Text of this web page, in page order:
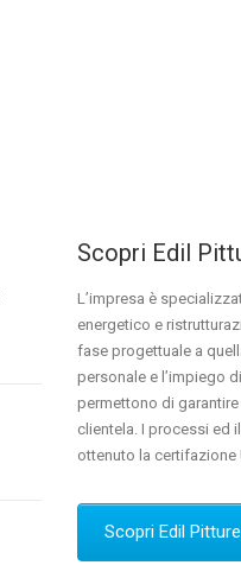
Scopri Edil
L’impresa è
energetico e
fase progettuale a
personale e l’impiego
permettono di
clientela. I processi ed
ottenuto la certifazione
Scopri Edil Pitture